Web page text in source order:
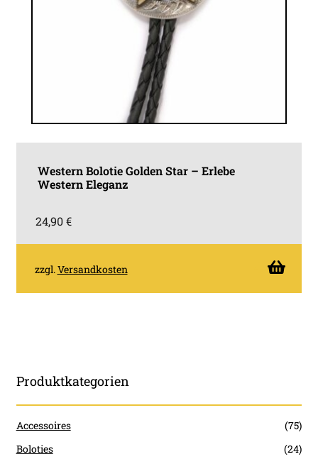
Western Bolotie Golden Star – Erlebe
Western Eleganz
24,90€
zzgl.Versandkosten
Produktkategorien
Accessoires
(75)
Boloties
(24)